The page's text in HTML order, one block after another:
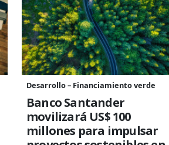
Desarrollo – Financiamiento verde
Banco Santander
movilizará US$ 100
millones para impulsar